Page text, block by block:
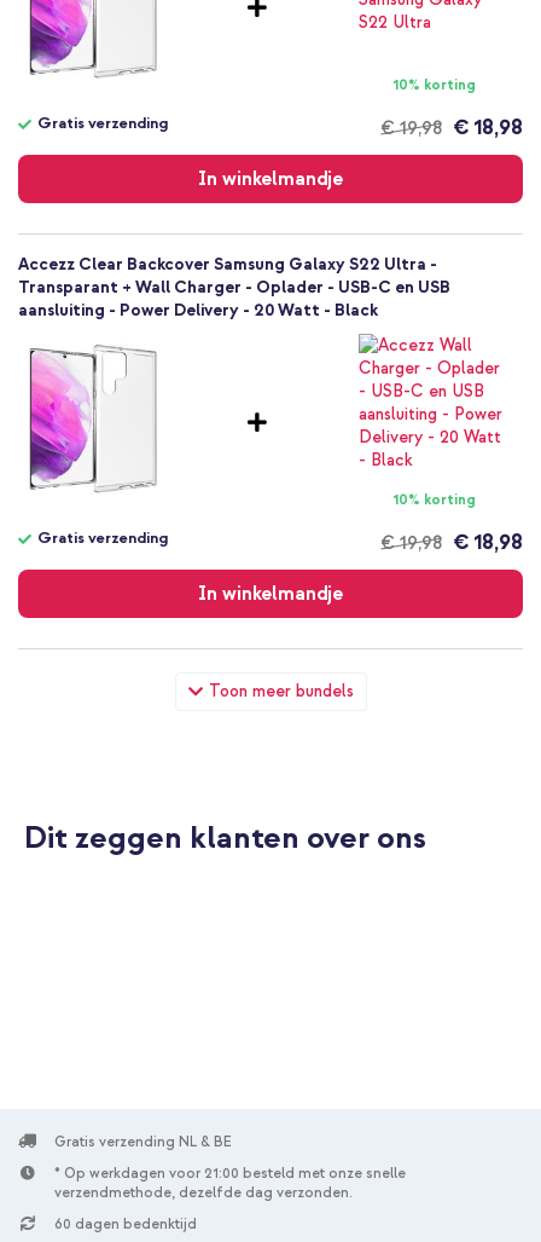
Geen
Backcover, Softcase
Achterkant & Zijkant
Toon meer bundels
10% korting
€ 19,98
Gratis verzending € 18,98
In winkelmandje
verzending
Accezz Clear Backcover Samsung Galaxy S22 Ultra -
Transparant + Wall Charger - Oplader - USB-C en USB
aansluiting - Power Delivery - 20 Watt - Black
10% korting
€ 19,98
Gratis verzending € 18,98
In winkelmandje
verzending
Accezz Clear Backcover Samsung Galaxy S22 Ultra -
Transparant + Universeel telefoonkoord - Zwart
Dit zeggen klanten over ons
Gratis verzending NL & BE
* Op werkdagen voor 21:00 besteld met onze snelle
verzendmethode, dezelfde dag verzonden.
60 dagen bedenktijd